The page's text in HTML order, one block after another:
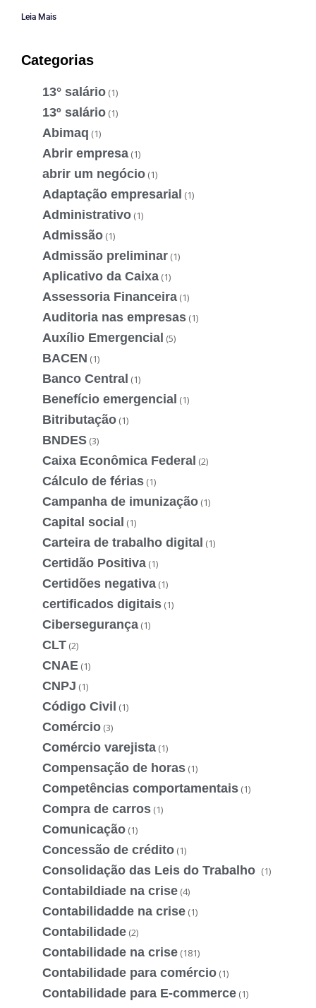
Leia Mais
Categorias
13° salário (1)
13º salário (1)
Abimaq (1)
Abrir empresa (1)
abrir um negócio (1)
Adaptação empresarial (1)
Administrativo (1)
Admissão (1)
Admissão preliminar (1)
Aplicativo da Caixa (1)
Assessoria Financeira (1)
Auditoria nas empresas (1)
Auxílio Emergencial (5)
BACEN (1)
Banco Central (1)
Benefício emergencial (1)
Bitributação (1)
BNDES (3)
Caixa Econômica Federal (2)
Cálculo de férias (1)
Campanha de imunização (1)
Capital social (1)
Carteira de trabalho digital (1)
Certidão Positiva (1)
Certidões negativa (1)
certificados digitais (1)
Cibersegurança (1)
CLT (2)
CNAE (1)
CNPJ (1)
Código Civil (1)
Comércio (3)
Comércio varejista (1)
Compensação de horas (1)
Competências comportamentais (1)
Compra de carros (1)
Comunicação (1)
Concessão de crédito (1)
Consolidação das Leis do Trabalho (1)
Contabildiade na crise (4)
Contabilidadde na crise (1)
Contabilidade (2)
Contabilidade na crise (181)
Contabilidade para comércio (1)
Contabilidade para E-commerce (1)